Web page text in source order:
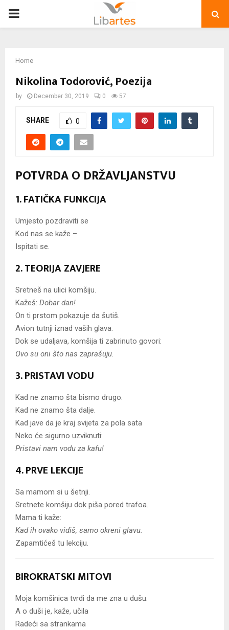
PRIMARY
Home
Nikolina Todorović, Poezija
by December 30, 2019 0 57
SHARE 0
POTVRDA O DRŽAVLJANSTVU
1. FATIČKA FUNKCIJA
Umjesto pozdraviti se
Kod nas se kaže –
Ispitati se.
2. TEORIJA ZAVJERE
Sretneš na ulici komšiju.
Kažeš: Dobar dan!
On ti prstom pokazuje da šutiš.
Avion tutnji iznad vaših glava.
Dok se udaljava, komšija ti zabrinuto govori:
Ovo su oni što nas zaprašuju.
3. PRISTAVI VODU
Kad ne znamo šta bismo drugo.
Kad ne znamo šta dalje.
Kad jave da je kraj svijeta za pola sata
Neko će sigurno uzviknuti:
Pristavi nam vodu za kafu!
4. PRVE LEKCIJE
Sa mamom si u šetnji.
Sretnete komšiju dok piša pored trafoa.
Mama ti kaže:
Kad ih ovako vidiš, samo okreni glavu.
Zapamtićeš tu lekciju.
BIROKRATSKI MITOVI
Moja komšinica tvrdi da me zna u dušu.
A o duši je, kaže, učila
Radeći sa strankama